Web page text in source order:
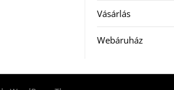
Vásárlás
Webáruház